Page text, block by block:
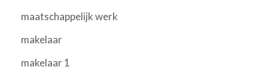
maatschappelijk werk
makelaar
makelaar 1